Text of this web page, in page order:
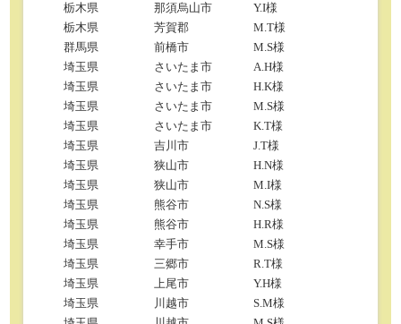
栃木県
那須烏山市
Y.I様
栃木県
芳賀郡
M.T様
群馬県
前橋市
M.S様
埼玉県
さいたま市
A.H様
埼玉県
さいたま市
H.K様
埼玉県
さいたま市
M.S様
埼玉県
さいたま市
K.T様
埼玉県
吉川市
J.T様
埼玉県
狭山市
H.N様
埼玉県
狭山市
M.I様
埼玉県
熊谷市
N.S様
埼玉県
熊谷市
H.R様
埼玉県
幸手市
M.S様
埼玉県
三郷市
R.T様
埼玉県
上尾市
Y.H様
埼玉県
川越市
S.M様